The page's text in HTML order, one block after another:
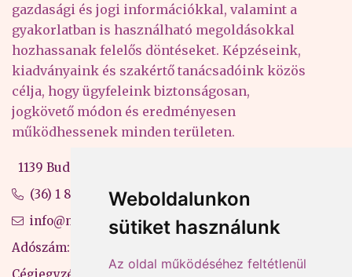
Weboldalunkon
sütiket használunk
Az oldal működéséhez feltétlenül
gazdasági és jogi információkkal, valamint a
gyakorlatban is használható megoldásokkal
hozhassanak felelős döntéseket. Képzéseink,
kiadványaink és szakértő tanácsadóink közös
célja, hogy ügyfeleink biztonságosan,
jogkövető módon és eredményesen
működhessenek minden területen.
1139 Budapest, Váci út 99-105. 4. em.
(36) 1 880 76 00
info@mprx.hu
Adószám: 13598145-2-41
Cégjegyzékszám: 01-09-883770